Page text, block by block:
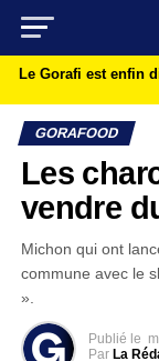
Le Gorafi est enfin
GORAFOOD
Les
vendre
Michon qui ont
commune avec le
».
Publié le
Par La